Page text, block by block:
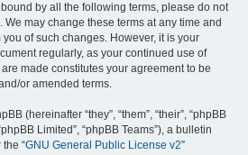
by all the following terms, please do not
may change these terms at any time and
of such changes. However, it is your
regularly, as your continued use of
made constitutes your agreement to be
or amended terms.
(hereinafter “they”, “them”, “their”, “phpBB
Limited”, “phpBB Teams”), a bulletin
“GNU General Public License v2”